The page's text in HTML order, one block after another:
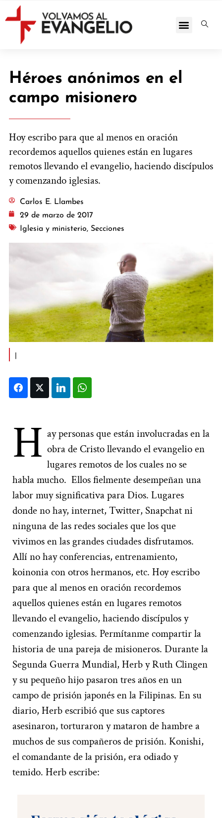
Héroes anónimos en el
campo misionero
Hoy escribo para que al menos en oración
recordemos aquellos quienes están en lugares
remotos llevando el evangelio, haciendo discípulos
y comenzando iglesias.
Carlos E. Llambes
29 de marzo de 2017
Iglesia y ministerio, Secciones
FacebookTwitter LinkedIn
H ay personas que están involucradas en la
obra de Cristo llevando el evangelio en
lugares remotos de los cuales no se
habla mucho. Ellos fielmente desempeñan una
labor muy significativa para Dios. Lugares
donde no hay, internet, Twitter, Snapchat ni
ninguna de las redes sociales que los que
vivimos en las grandes ciudades disfrutamos.
Allí no hay conferencias, entrenamiento,
koinonia con otros hermanos, etc. Hoy escribo
para que al menos en oración recordemos
aquellos quienes están en lugares remotos
llevando el evangelio, haciendo discípulos y
comenzando iglesias. Permítanme compartir la
historia de una pareja de misioneros. Durante la
Segunda Guerra Mundial, Herb y Ruth Clingen
y su pequeño hijo pasaron tres años en un
campo de prisión japonés en la Filipinas. En su
diario, Herb escribió que sus captores
asesinaron, torturaron y mataron de hambre a
muchos de sus compañeros de prisión. Konishi,
el comandante de la prisión, era odiado y
temido. Herb escribe: